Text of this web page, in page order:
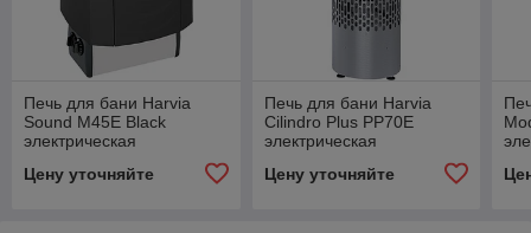
Печь для бани Harvia
Sound M45E Black
электрическая
Цену уточняйте
Печь для бани Harvia
Cilindro Plus PP70E
электрическая
Цену уточняйте